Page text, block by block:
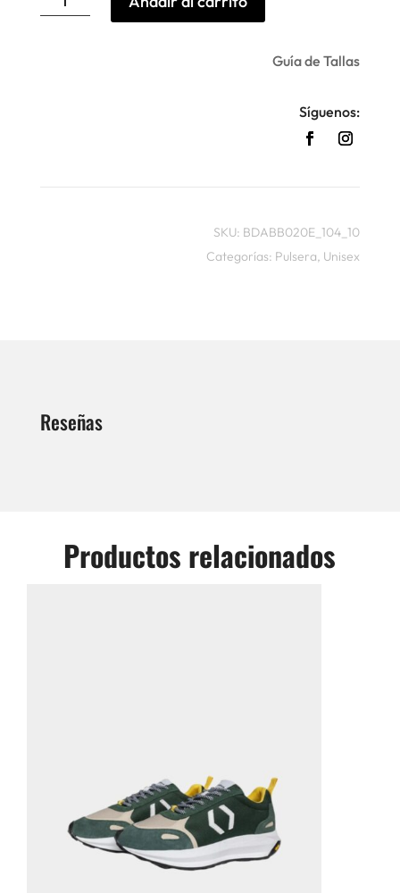
Bady
Plata
Guía de Tallas
Síguenos:
SKU: BDABB020E_104_10
Categorías: Pulsera, Unisex
Reseñas
Productos relacionados